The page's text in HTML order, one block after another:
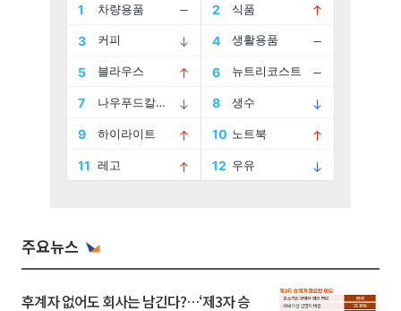
주요뉴스
후계자 없어도 회사는 남긴다?…‘제3자 승